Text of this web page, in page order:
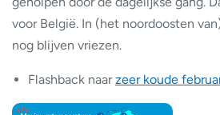
voor België. In (het noordoosten
nog blijven vriezen.
Flashback naarzeer koude